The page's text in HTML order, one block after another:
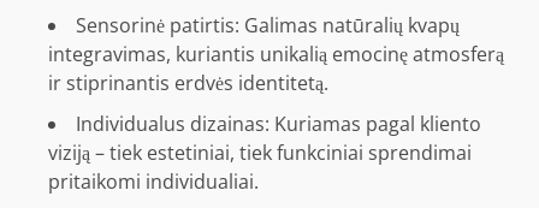
Sensorinė patirtis: Galimas natūralių kvapų
integravimas, kuriantis unikalią emocinę atmosferą
ir stiprinantis erdvės identitetą.
Individualus dizainas: Kuriamas pagal kliento
viziją – tiek estetiniai, tiek funkciniai sprendimai
pritaikomi individualiai.